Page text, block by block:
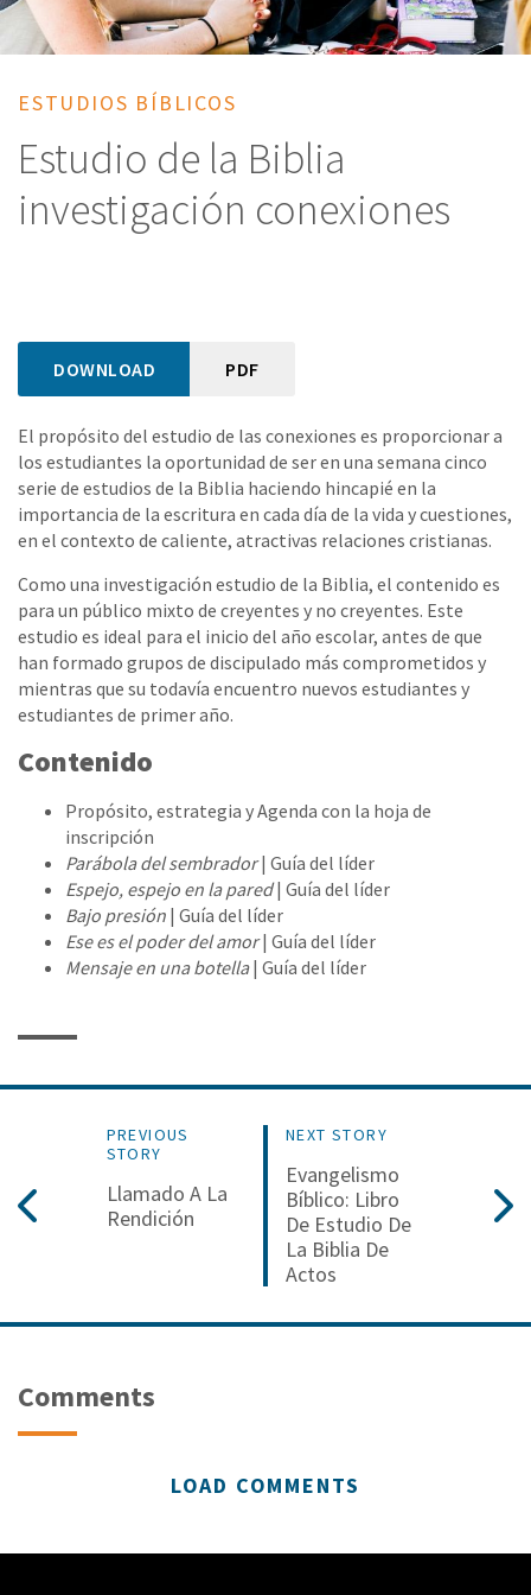
ESTUDIOS BÍBLICOS
Estudio de la Biblia
investigación conexiones
DOWNLOAD PDF
El propósito del estudio de las conexiones es proporcionar a
los estudiantes la oportunidad de ser en una semana cinco
serie de estudios de la Biblia haciendo hincapié en la
importancia de la escritura en cada día de la vida y cuestiones,
en el contexto de caliente, atractivas relaciones cristianas.
Como una investigación estudio de la Biblia, el contenido es
para un público mixto de creyentes y no creyentes. Este
estudio es ideal para el inicio del año escolar, antes de que
han formado grupos de discipulado más comprometidos y
mientras que su todavía encuentro nuevos estudiantes y
estudiantes de primer año.
Contenido
Propósito, estrategia y Agenda con la hoja de
inscripción
Parábola del sembrador| Guía del líder
Espejo, espejo en la pared| Guía del líder
Bajo presión | Guía del líder
Ese es el poder del amor| Guía del líder
Mensaje en una botella| Guía del líder
PREVIOUS
STORY
Llamado A La
Rendición
NEXT STORY
Evangelismo
Bíblico: Libro
De Estudio De
La Biblia De
Actos
Comments
LOAD COMMENTS